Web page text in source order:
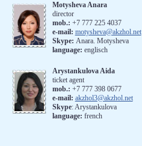
Motysheva Anara
director
mob.: +7 777 225 4037
e-mail: motysheva@akzhol.net
Skype: Anara. Motysheva
language: englisch
Arystankulova Aida
ticket agent
mob.: +7 777 398 0677
e-mail: akzhol3@akzhol.net
Skype: Arystankulova
language: french